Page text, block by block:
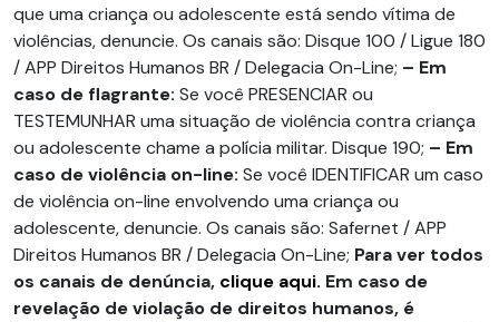
que uma criança ou adolescente está sendo vítima de
violências, denuncie. Os canais são: Disque 100 / Ligue 180
/ APP Direitos Humanos BR / Delegacia On-Line; – Em
caso de flagrante: Se você PRESENCIAR ou
TESTEMUNHAR uma situação de violência contra criança
ou adolescente chame a polícia militar. Disque 190; – Em
caso de violência on-line: Se você IDENTIFICAR um caso
de violência on-line envolvendo uma criança ou
adolescente, denuncie. Os canais são: Safernet / APP
Direitos Humanos BR / Delegacia On-Line; Para ver todos
os canais de denúncia, clique aqui. Em caso de
revelação de violação de direitos humanos, é